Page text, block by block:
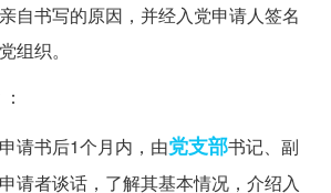
自书写的原因，并经入党申请人签名
组织。
请书后1个月内，由党支部书记、副
请者谈话，了解其基本情况，介绍入